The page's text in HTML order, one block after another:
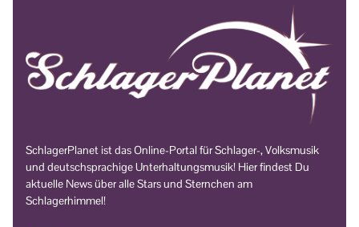
SchlagerPlanet ist das Online-Portal für Schlager-, Volksmusik
und deutschsprachige Unterhaltungsmusik! Hier findest Du
aktuelle News über alle Stars und Sternchen am
Schlagerhimmel!